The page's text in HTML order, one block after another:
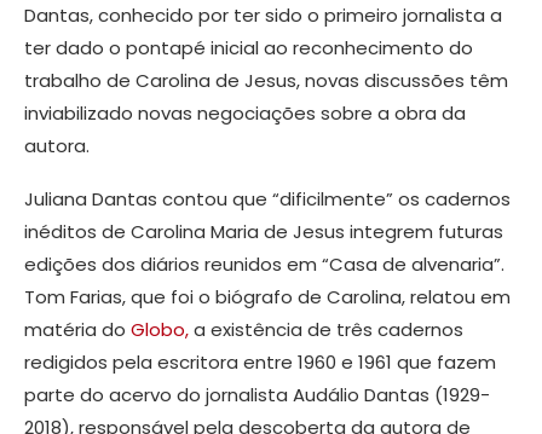
Dantas, conhecido por ter sido o primeiro jornalista a
ter dado o pontapé inicial ao reconhecimento do
trabalho de Carolina de Jesus, novas discussões têm
inviabilizado novas negociações sobre a obra da
autora.
Juliana Dantas contou que “dificilmente” os cadernos
inéditos de Carolina Maria de Jesus integrem futuras
edições dos diários reunidos em “Casa de alvenaria”.
Tom Farias, que foi o biógrafo de Carolina, relatou em
matéria do Globo,a existência de três cadernos
redigidos pela escritora entre 1960 e 1961 que fazem
parte do acervo do jornalista Audálio Dantas (1929-
2018), responsável pela descoberta da autora de